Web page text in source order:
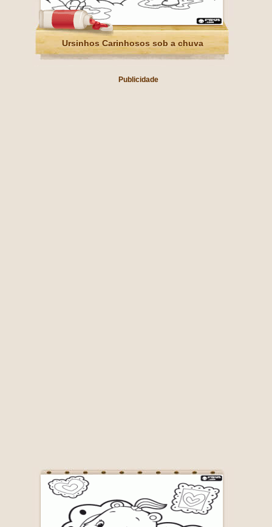
Ursinhos Carinhosos sob a chuva
Publicidade